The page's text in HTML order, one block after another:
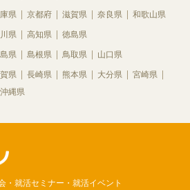
県 京都府 滋賀県 奈良県 和歌山県
県 高知県 徳島県
県 島根県 鳥取県 山口県
県 長崎県 熊本県 大分県
宮崎県
沖縄県
・就活セミナー・就活イベント